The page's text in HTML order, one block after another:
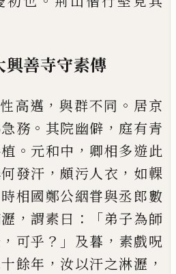
興善寺守素傳
高邁 ，與群不同 。 居京
務 。 其院幽僻 ， 庭有青
。 元和中 ， 卿相多遊此
發汗 ，頗污人衣 ， 如輠
時相國鄭公絪甞與丞郎數
，謂素曰 ：「弟子為師
， 可乎 ？」 及暮 ， 素戲呪
餘年 ， 汝以汗之淋瀝 ，